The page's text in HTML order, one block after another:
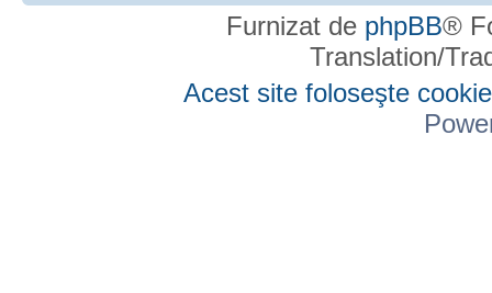
Furnizat de phpBB®
Translation/
Acest site foloseşte